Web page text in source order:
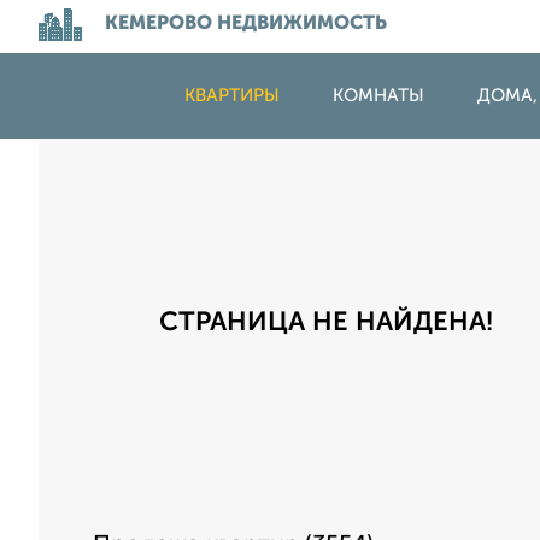
КЕМЕРОВО НЕДВИЖИМОСТЬ
КВАРТИРЫ КОМНАТЫ ДОМА,
СТРАНИЦА НЕ НАЙДЕНА!